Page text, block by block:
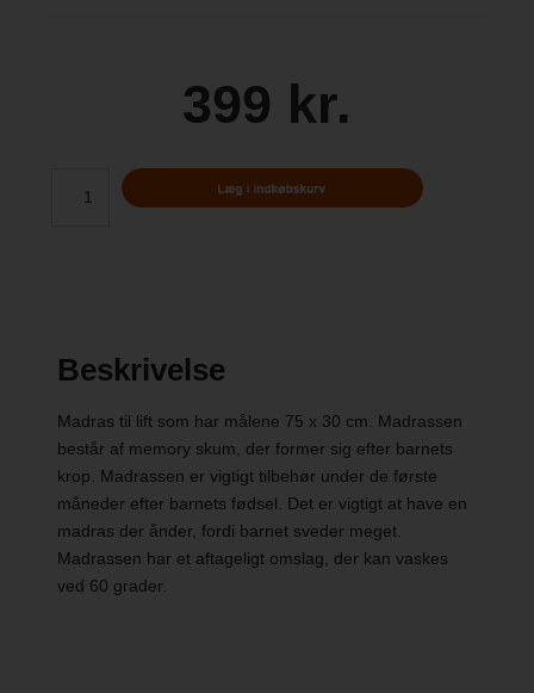
399 kr.
Beskrivelse
Madras til lift som har målene 75 x 30 cm. Madrassen
består af memory skum, der former sig efter barnets
krop. Madrassen er vigtigt tilbehør under de første
måneder efter barnets fødsel. Det er vigtigt at have en
madras der ånder, fordi barnet sveder meget.
Madrassen har et aftageligt omslag, der kan vaskes
ved 60 grader.